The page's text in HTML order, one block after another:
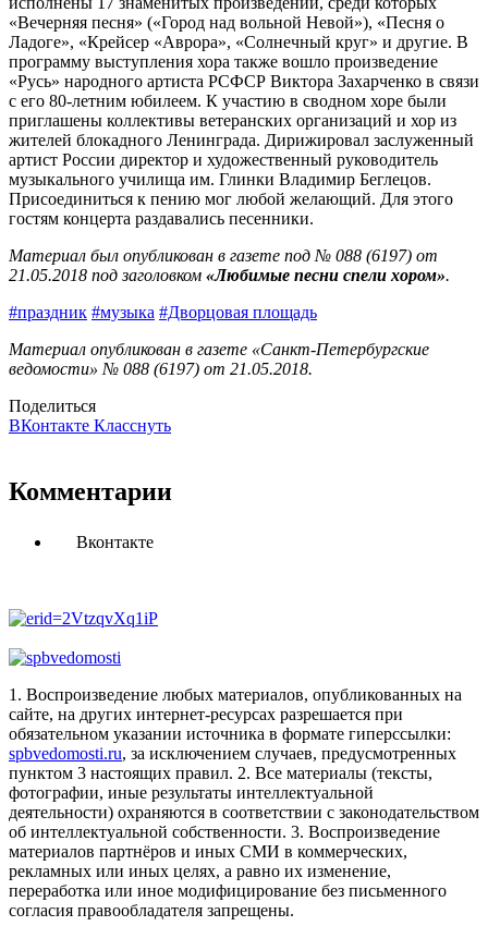
«Вечерняя песня» («Город над вольной Невой»), «Песня о
Ладоге», «Крейсер «Аврора», «Солнечный круг» и другие. В
программу выступления хора также вошло произведение
«Русь» народного артиста РСФСР Виктора Захарченко в связи
с его 80-летним юбилеем. К участию в сводном хоре были
приглашены коллективы ветеранских организаций и хор из
жителей блокадного Ленинграда. Дирижировал заслуженный
артист России директор и художественный руководитель
музыкального училища им. Глинки Владимир Беглецов.
Присоединиться к пению мог любой желающий. Для этого
гостям концерта раздавались песенники.
Материал был опубликован в газете под № 088 (6197) от
21.05.2018 под заголовком «Любимые песни спели хором».
#праздник #музыка #Дворцовая площадь
Материал опубликован в газете «Санкт-Петербургские
ведомости» № 088 (6197) от 21.05.2018.
Поделиться
ВКонтакте Класснуть
Комментарии
Вконтакте
1. Воспроизведение любых материалов, опубликованных на
сайте, на других интернет-ресурсах разрешается при
обязательном указании источника в формате гиперссылки:
spbvedomosti.ru, за исключением случаев, предусмотренных
пунктом 3 настоящих правил. 2. Все материалы (тексты,
фотографии, иные результаты интеллектуальной
деятельности) охраняются в соответствии с законодательством
об интеллектуальной собственности. 3. Воспроизведение
материалов партнёров и иных СМИ в коммерческих,
рекламных или иных целях, а равно их изменение,
переработка или иное модифицирование без письменного
согласия правообладателя запрещены.